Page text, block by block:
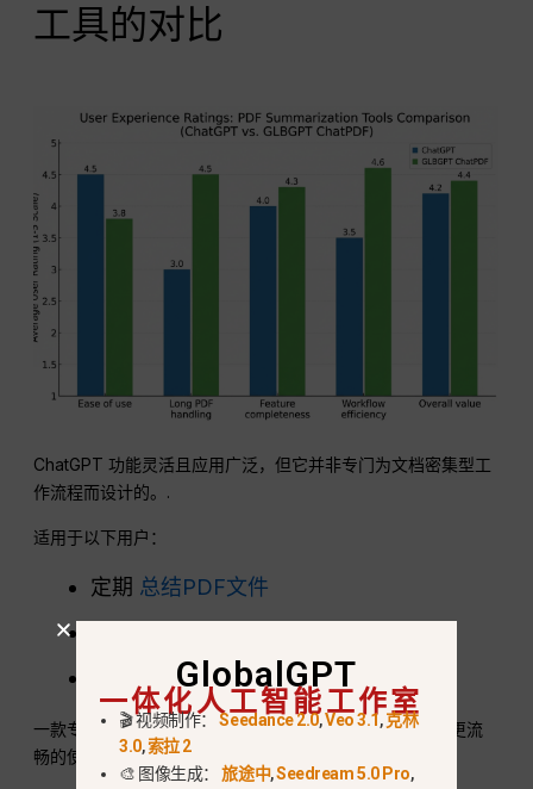
工具的对比
ChatGPT 功能灵活且应用广泛，但它并非专门为文档密集型工
作流程而设计的。.
适用于以下用户：
定期 总结PDF文件
需要在文档上直接提出后续问题
一款专为多种任务设计的集成式人工智能平台或许能提供更流
畅的使用体验。.
GlobalGPT
一体化人工智能工作室
🎬 视频制作：Seedance 2.0,Veo 3.1,克林
3.0,索拉 2
🎨 图像生成：旅途中,Seedream 5.0 Pro,